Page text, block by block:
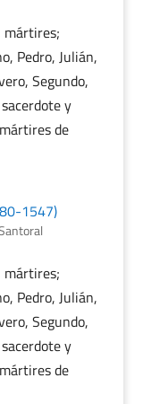
mártires;
Pedro, Julián,
Segundo,
y
de
1547)
mártires;
Pedro, Julián,
Segundo,
y
de